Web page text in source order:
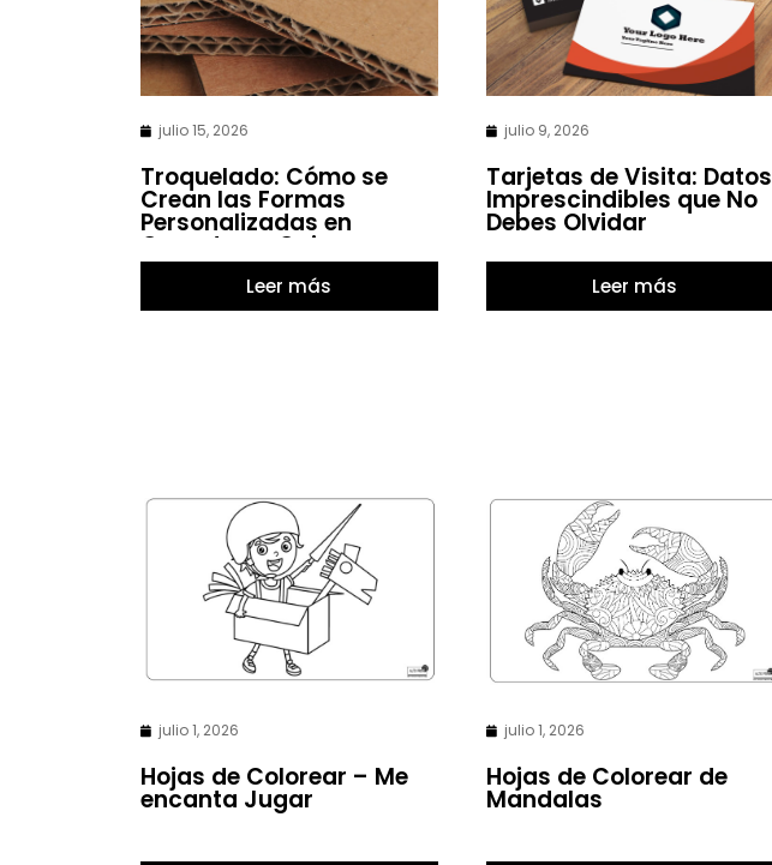
julio 15, 2026
Troquelado: Cómo se
Crean las Formas
Personalizadas en
Carpetas o Cajas
Leer más
julio 9, 2026
Tarjetas de Visita: Datos
Imprescindibles que No
Debes Olvidar
Leer más
julio 1, 2026
Hojas de Colorear – Me
encanta Jugar
julio 1, 2026
Hojas de Colorear de
Mandalas